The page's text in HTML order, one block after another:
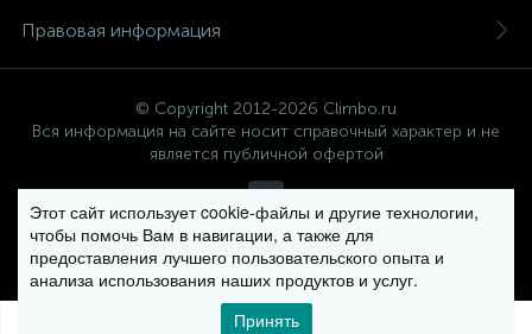
0
Правовая информация
© Copyright 2012-2026 Climbo.ru
Вся информация на сайте носит справочный характер и не
является публичной офертой
Политика компании в отношении обработки персональных
данных
Этот сайт использует cookie-файлы и другие технологии,
чтобы помочь Вам в навигации, а также для
предоставления лучшего пользовательского опыта и
анализа использования наших продуктов и услуг.
Принять